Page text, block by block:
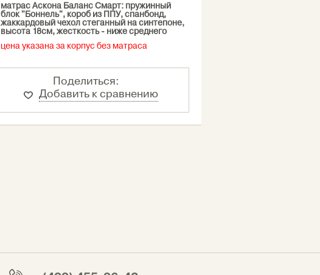
матрас Аскона Баланс Смарт: пружинный
блок "Боннель", короб из ППУ, спанбонд,
жаккардовый чехол стеганный на синтепоне,
высота 18см, жесткость - ниже среднего
цена указана за корпус без матраса
Поделиться:
Добавить к сравнению